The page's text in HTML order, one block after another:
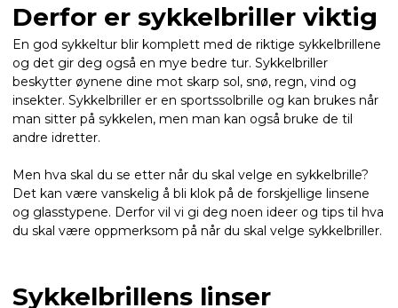
Derfor er sykkelbriller viktig
En god sykkeltur blir komplett med de riktige sykkelbrillene
og det gir deg også en mye bedre tur. Sykkelbriller
beskytter øynene dine mot skarp sol, snø, regn, vind og
insekter. Sykkelbriller er en sportssolbrille og kan brukes når
man sitter på sykkelen, men man kan også bruke de til
andre idretter.
Men hva skal du se etter når du skal velge en sykkelbrille?
Det kan være vanskelig å bli klok på de forskjellige linsene
og glasstypene. Derfor vil vi gi deg noen ideer og tips til hva
du skal være oppmerksom på når du skal velge sykkelbriller.
Sykkelbrillens linser